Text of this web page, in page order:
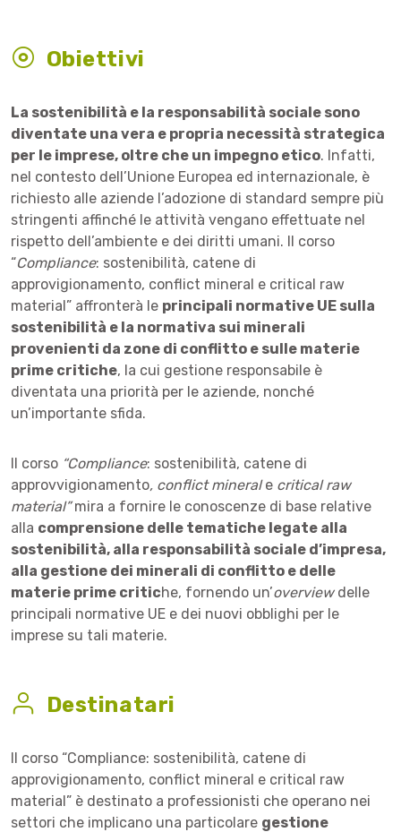
Obiettivi
La sostenibilità e la responsabilità sociale sono
diventate una vera e propria necessità strategica
per le imprese, oltre che un impegno etico. Infatti,
nel contesto dell’Unione Europea ed internazionale, è
richiesto alle aziende l’adozione di standard sempre più
stringenti affinché le attività vengano effettuate nel
rispetto dell’ambiente e dei diritti umani. Il corso
“Compliance: sostenibilità, catene di
approvigionamento, conflict mineral e critical raw
material” affronterà le principali normative UE sulla
sostenibilità e la normativa sui minerali
provenienti da zone di conflitto e sulle materie
prime critiche, la cui gestione responsabile è
diventata una priorità per le aziende, nonché
un’importante sfida.
Il corso “Compliance: sostenibilità, catene di
approvvigionamento, conflict minerale critical raw
material”mira a fornire le conoscenze di base relative
alla comprensione delle tematiche legate alla
sostenibilità, alla responsabilità sociale d’impresa,
alla gestione dei minerali di conflitto e delle
materie prime critiche, fornendo un’overviewdelle
principali normative UE e dei nuovi obblighi per le
imprese su tali materie.
Destinatari
Il corso “Compliance: sostenibilità, catene di
approvigionamento, conflict mineral e critical raw
material” è destinato a professionisti che operano nei
settori che implicano una particolare gestione